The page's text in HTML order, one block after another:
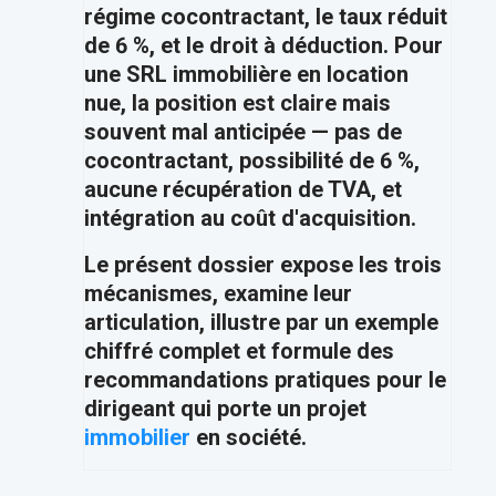
régime cocontractant, le taux réduit
de 6 %, et le droit à déduction. Pour
une SRL immobilière en location
nue, la position est claire mais
souvent mal anticipée — pas de
cocontractant, possibilité de 6 %,
aucune récupération de TVA, et
intégration au coût d'acquisition.
Le présent dossier expose les trois
mécanismes, examine leur
articulation, illustre par un exemple
chiffré complet et formule des
recommandations pratiques pour le
dirigeant qui porte un projet
immobilier en société.